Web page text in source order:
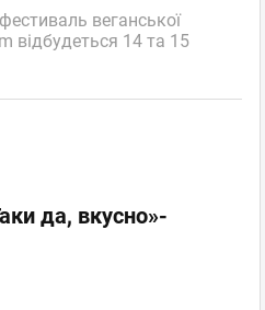
веганської
відбудеться 14 та 15
да, вкусно»-